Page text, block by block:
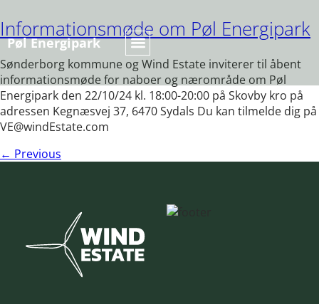
Pøl Energipark
Informationsmøde om Pøl Energipark
Sønderborg kommune og Wind Estate inviterer til åbent
informationsmøde for naboer og nærområde om Pøl
Energipark den 22/10/24 kl. 18:00-20:00 på Skovby kro på
adressen Kegnæsvej 37, 6470 Sydals Du kan tilmelde dig på
VE@windEstate.com
← Previous